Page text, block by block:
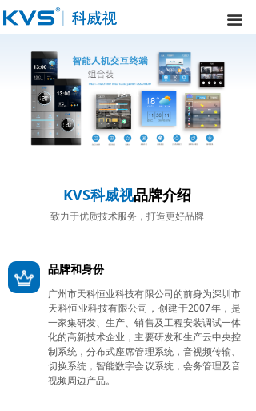
끀
按钮
KVS科威视品牌介绍
致力于优质技术服务，打造更好品牌
品牌和身份
广州市天科恒业科技有限公司的前身为深圳市
天科恒业科技有限公司，创建于2007年，是
一家集研发、生产、销售及工程安装调试一体
化的高新技术企业，主要研发和生产云中央控
制系统，分布式座席管理系统，音视频传输、
切换系统，智能数字会议系统，会务管理及音
视频周边产品。